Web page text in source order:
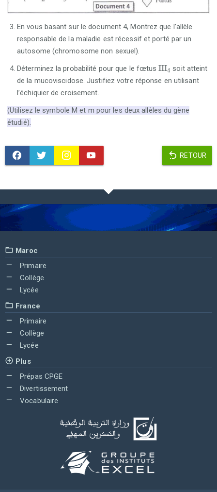
En vous basant sur le document 4, Montrez que l’allèle
responsable de la maladie est récessif et porté par un
autosome (chromosome non sexuel).
Déterminez la probabilité pour que le fœtusIII4
III4
soit atteint
de la mucoviscidose. Justifiez votre réponse en utilisant
l’échiquier de croisement.
(Utilisez le symbole M et m pour les deux allèles du gène
étudié).
RETOUR
Maroc
Primaire
Collège
Lycée
France
Primaire
Collège
Lycée
Plus
Prépas CPGE
Divertissement
Vocabulaire